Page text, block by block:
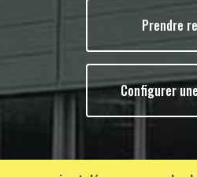
Prendre
Configurer